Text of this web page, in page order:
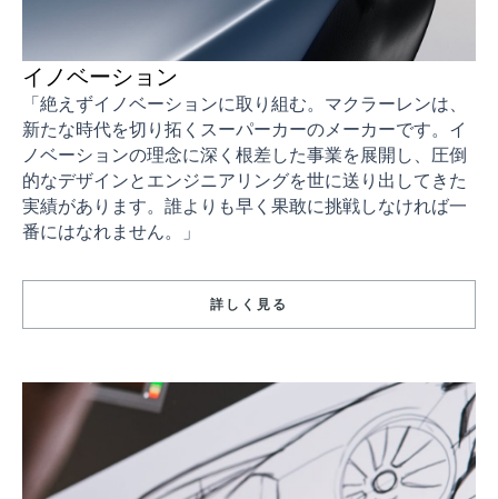
イノベーション
「絶えずイノベーションに取り組む。マクラーレンは、
新たな時代を切り拓くスーパーカーのメーカーです。イ
ノベーションの理念に深く根差した事業を展開し、圧倒
的なデザインとエンジニアリングを世に送り出してきた
実績があります。誰よりも早く果敢に挑戦しなければ一
番にはなれません。」
詳しく見る